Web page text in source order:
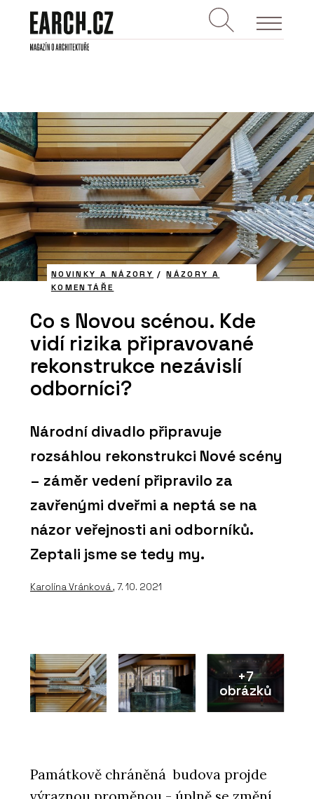
NOVINKY A NÁZORY /NÁZORY A
KOMENTÁŘE
Co s Novou scénou. Kde
vidí rizika připravované
rekonstrukce nezávislí
odborníci?
Národní divadlo připravuje
rozsáhlou rekonstrukci Nové scény
– záměr vedení připravilo za
zavřenými dveřmi a neptá se na
názor veřejnosti ani odborníků.
Zeptali jsme se tedy my.
Karolína Vránková, 7. 10. 2021
+7
obrázků
Památkově chráněná budova projde